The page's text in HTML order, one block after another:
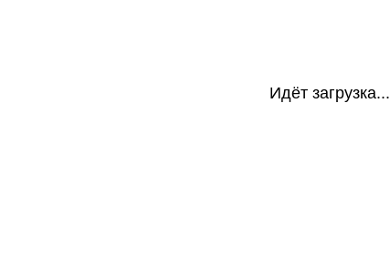
Идёт загрузка...